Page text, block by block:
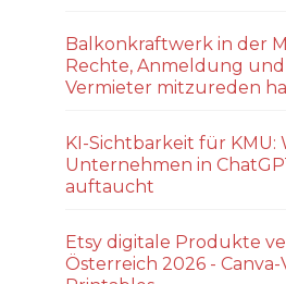
Balkonkraftwerk in der
Rechte, Anmeldung und
Vermieter mitzureden
KI-Sichtbarkeit für KMU:
Unternehmen in
auftaucht
Etsy digitale Produkte
Österreich 2026 -